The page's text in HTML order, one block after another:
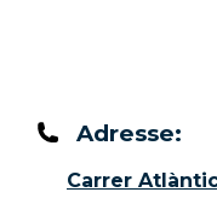
Adresse:
Carrer